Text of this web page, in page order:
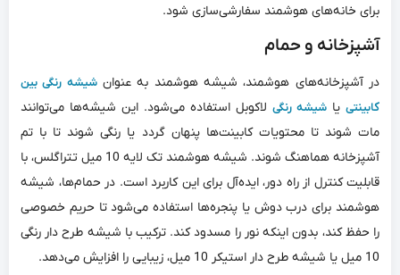
برای خانه‌های هوشمند سفارشی‌سازی شود.
آشپزخانه و حمام
در آشپزخانه‌های هوشمند، شیشه هوشمند به عنوانشیشه رنگی بین
کابینتی یا شیشه رنگی لاکوبل استفاده می‌شود. این شیشه‌ها می‌توانند
مات شوند تا محتویات کابینت‌ها پنهان گردد یا رنگی شوند تا با تم
آشپزخانه هماهنگ شوند. شیشه هوشمند تک لایه 10 میل تتراگلس، با
قابلیت کنترل از راه دور، ایده‌آل برای این کاربرد است. در حمام‌ها، شیشه
هوشمند برای درب دوش یا پنجره‌ها استفاده می‌شود تا حریم خصوصی
را حفظ کند، بدون اینکه نور را مسدود کند. ترکیب با شیشه طرح دار رنگی
10 میل یا شیشه طرح دار استیکر 10 میل، زیبایی را افزایش می‌دهد.